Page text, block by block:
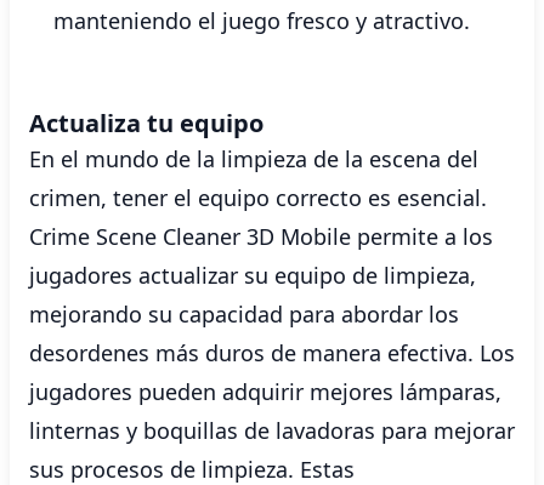
manteniendo el juego fresco y atractivo.
Actualiza tu equipo
En el mundo de la limpieza de la escena del
crimen, tener el equipo correcto es esencial.
Crime Scene Cleaner 3D Mobile permite a los
jugadores actualizar su equipo de limpieza,
mejorando su capacidad para abordar los
desordenes más duros de manera efectiva. Los
jugadores pueden adquirir mejores lámparas,
linternas y boquillas de lavadoras para mejorar
sus procesos de limpieza. Estas